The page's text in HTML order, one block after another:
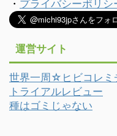
・ プライバシーポリシ
運営サイト
世界一周☆ヒビコレミ
トライアルレビュー
種はゴミじゃない